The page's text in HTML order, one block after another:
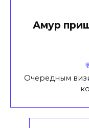
Амур
Очередным